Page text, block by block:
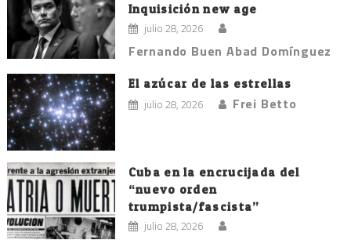
Inquisición new age
julio 28, 2026
Fernando Buen Abad Domínguez
El azúcar de las estrellas
julio 28, 2026 Frei Betto
Cuba en la encrucijada del
“nuevo orden
trumpista/fascista”
julio 28, 2026